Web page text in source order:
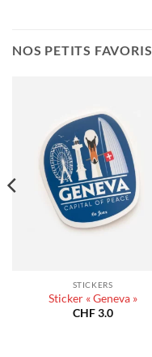
NOS PETITS FAVORIS
STICKERS
Sticker « Geneva »
CHF3.0